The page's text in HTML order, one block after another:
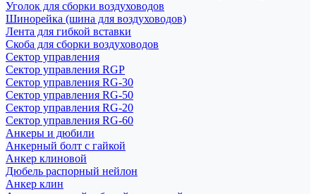
Уголок для сборки воздуховодов
Шинорейка (шина для воздуховодов)
Лента для гибкой вставки
Скоба для сборки воздуховодов
Сектор управления
Сектор управления RGP
Сектор управления RG-30
Сектор управления RG-50
Сектор управления RG-20
Сектор управления RG-60
Анкеры и дюбили
Анкерный болт с гайкой
Анкер клиновой
Дюбель распорный нейлон
Анкер клин